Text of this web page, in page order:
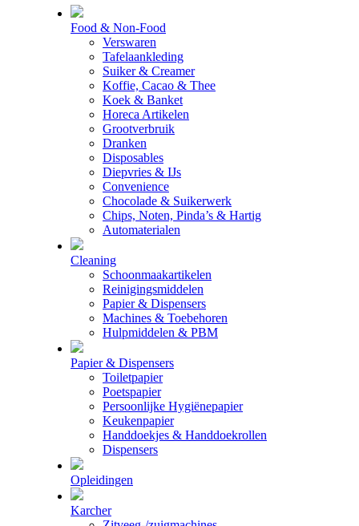
Food & Non-Food
Verswaren
Tafelaankleding
Suiker & Creamer
Koffie, Cacao & Thee
Koek & Banket
Horeca Artikelen
Grootverbruik
Dranken
Disposables
Diepvries & IJs
Convenience
Chocolade & Suikerwerk
Chips, Noten, Pinda’s & Hartig
Automaterialen
Cleaning
Schoonmaakartikelen
Reinigingsmiddelen
Papier & Dispensers
Machines & Toebehoren
Hulpmiddelen & PBM
Papier & Dispensers
Toiletpapier
Poetspapier
Persoonlijke Hygiënepapier
Keukenpapier
Handdoekjes & Handdoekrollen
Dispensers
Opleidingen
Karcher